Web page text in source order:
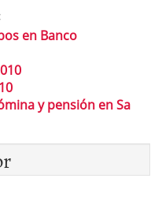
en Banco
y pensión en Sa